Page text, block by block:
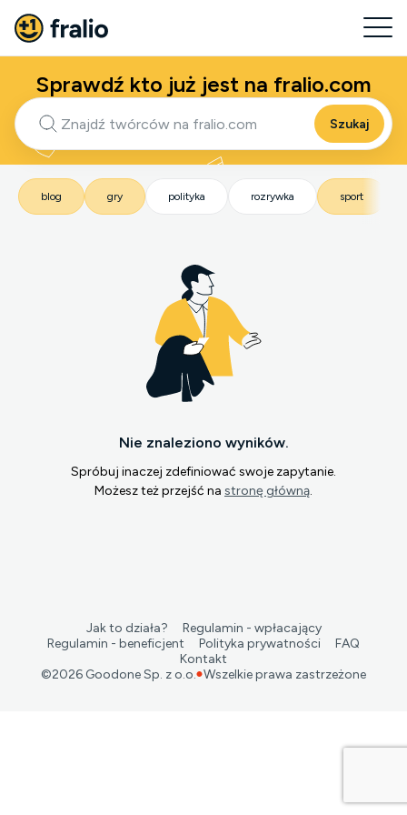
Sprawdź kto już jest na fralio.com
Szukaj
blog gry polityka rozrywka sport
Nie znaleziono wyników.
Spróbuj inaczej zdefiniować swoje zapytanie.
Możesz też przejść na stronę główną.
Jak to działa?
Regulamin - wpłacający
Regulamin - beneficjent
Polityka prywatności
FAQ
Kontakt
©2026 Goodone Sp. z o.o. Wszelkie prawa zastrzeżone